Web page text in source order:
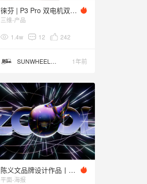
徕芬 | P3 Pro 双电机双倍动力，精准剃除 不夹须
三维-产品
1.4w 12 242
SUNWHEEL光伦 1年前
陈义文品牌设计作品丨站酷设计周联名主视觉
平面-海报